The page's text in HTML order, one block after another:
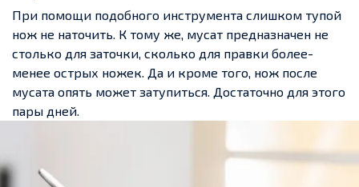
При помощи подобного инструмента слишком тупой
нож не наточить. К тому же, мусат предназначен не
столько для заточки, сколько для правки более-
менее острых ножек. Да и кроме того, нож после
мусата опять может затупиться. Достаточно для этого
пары дней.